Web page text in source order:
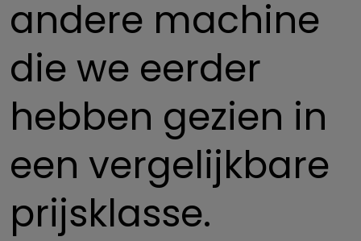
andere machine
die we eerder
hebben gezien in
een vergelijkbare
prijsklasse.